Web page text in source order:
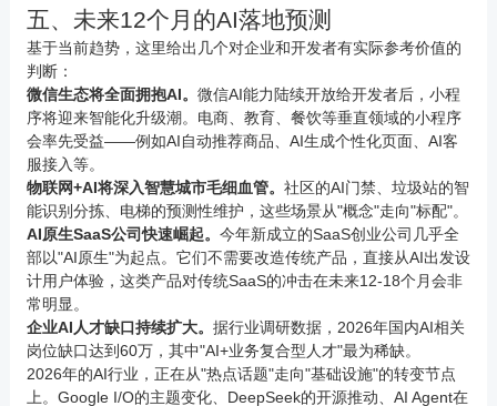
五、未来12个月的AI落地预测
基于当前趋势，这里给出几个对企业和开发者有实际参考价值的
判断：
微信生态将全面拥抱AI。 微信AI能力陆续开放给开发者后，小程
序将迎来智能化升级潮。电商、教育、餐饮等垂直领域的小程序
会率先受益——例如AI自动推荐商品、AI生成个性化页面、AI客
服接入等。
物联网+AI将深入智慧城市毛细血管。 社区的AI门禁、垃圾站的智
能识别分拣、电梯的预测性维护，这些场景从"概念"走向"标配"。
AI原生SaaS公司快速崛起。 今年新成立的SaaS创业公司几乎全
部以"AI原生"为起点。它们不需要改造传统产品，直接从AI出发设
计用户体验，这类产品对传统SaaS的冲击在未来12-18个月会非
常明显。
企业AI人才缺口持续扩大。 据行业调研数据，2026年国内AI相关
岗位缺口达到60万，其中"AI+业务复合型人才"最为稀缺。
2026年的AI行业，正在从"热点话题"走向"基础设施"的转变节点
上。Google I/O的主题变化、DeepSeek的开源推动、AI Agent在